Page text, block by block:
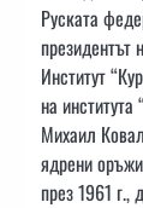
Руската
Институт
на
Михаил
ядрени
през 1961 г.,